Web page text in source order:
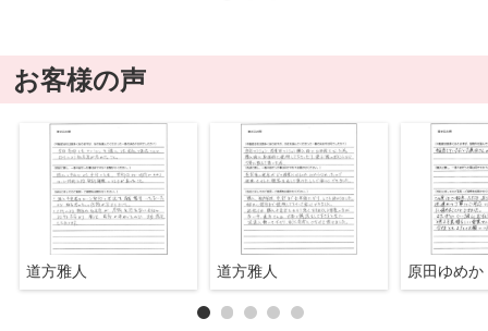
お客様の声
道方雅人 道方雅人 原田ゆめか